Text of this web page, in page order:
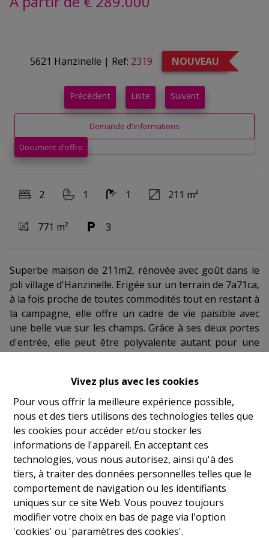
Vivez plus avec les cookies
Pour vous offrir la meilleure expérience possible,
nous et des tiers utilisons des technologies telles que
les cookies pour accéder et/ou stocker les
informations de l'appareil. En acceptant ces
technologies, vous nous autorisez, ainsi qu'à des
tiers, à traiter des données personnelles telles que le
comportement de navigation ou les identifiants
uniques sur ce site Web. Vous pouvez toujours
modifier votre choix en bas de page via l'option
'cookies' ou 'paramètres des cookies'.
5621 Hanzinelle | Ref: 2319 NOUVEAU
Précédent Liste Suivant
Demande d'informations
Document d'offre
2 1 1 211 m²
771 m² 3
Superbe maison de 211m2, rénovée avec goût dans le
joli village d'Hanzinelle. Erigée sur un terrain de 7a71ca,
à la fois proche de toutes commodités tout en restant à
la campagne, elle offre un cadre de vie paisible avec
une belle vue sur les champs. Grâce à ses deux portes
d'entrée, elle peut être polyvalente autant pour une
Au rez-de-chaussée : en poussant la porte d'entrée se
trouvant à droite en façade, vous découvrirez de
magnifiques pièces de vie comme la salle à manger, la
cuisine entièrement équipée, un salon très cosy équipé
d'un poêle à pellets ainsi qu'une grande salle de jeu. Au
même niveau, vous bénéficierez d'un WC séparé ainsi
qu'un espace buanderie.
À l'étage se trouvent une grande chambre de 15m2, un
spacieux dressing donnant accès à la suite parentale de
32m2 disposant d'une salle de bain avec baignoire,
douche et WC.